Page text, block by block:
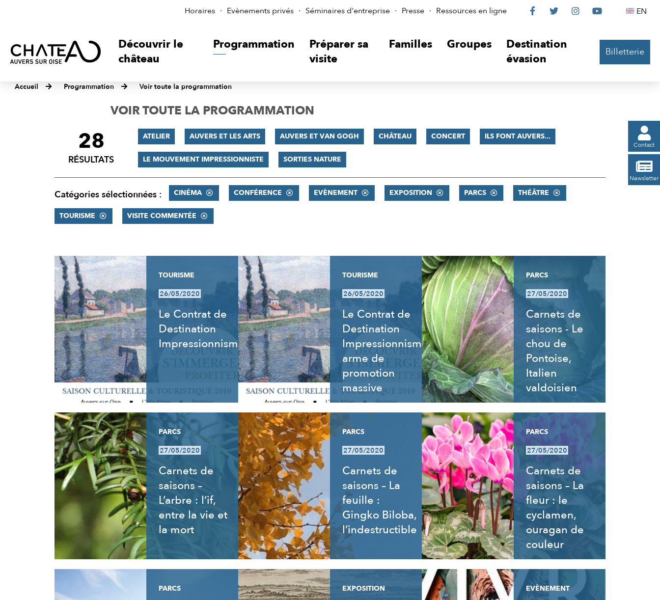
Horaires Evènements privés Séminaires d'entreprise Presse Ressources en ligne
Le
sur

Le

Le

Le
 EN
Découvrir le
château
Programmation
Préparer sa
visite
Familles Groupes
Destination
évasion
Billetterie
Accueil Programmation Voir toute la programmation

Contact

Newsletter
VOIR TOUTE LA PROGRAMMATION
FILTRER
RÉSULTATS
28
RÉSULTATS
ATELIER AUVERS ET LES ARTS AUVERS ET VAN GOGH CHÂTEAU CONCERT ILS FONT AUVERS...
LE MOUVEMENT IMPRESSIONNISTE SORTIES NATURE
Catégories sélectionnées : CINÉMA CONFÉRENCE EVÈNEMENT EXPOSITION PARCS THÉÂTRE
TOURISME VISITE COMMENTÉE
RÉSULTATS
TOURISME
26/05/2020
Le Contrat de
Destination
Impressionnisme
TOURISME
26/05/2020
Le Contrat de
Destination
Impressionnisme,
arme de
promotion
massive
PARCS
27/05/2020
Carnets de
saisons - Le
chou de
Pontoise,
Italien
valdoisien
PARCS
27/05/2020
Carnets de
saisons –
L’arbre : l’if,
entre la vie et
la mort
PARCS
27/05/2020
Carnets de
saisons – La
feuille :
Gingko Biloba,
l’indestructible
PARCS
27/05/2020
Carnets de
saisons – La
fleur : le
cyclamen,
ouragan de
couleur
PARCS
EXPOSITION
EVÈNEMENT